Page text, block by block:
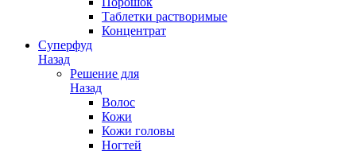
Таблетки растворимые
Концентрат
Суперфуд
Назад
Решение для
Назад
Волос
Кожи
Кожи головы
Ногтей